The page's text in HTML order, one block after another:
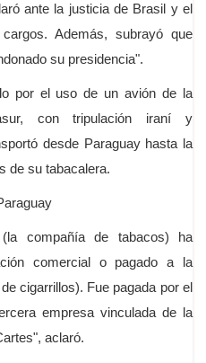
ante la justicia de Brasil y el
Además, subrayó que
su presidencia".
por el uso de un avión de la
con tripulación iraní y
desde Paraguay hasta la
de su tabacalera.
compañía de tabacos) ha
comercial o pagado a la
cigarrillos). Fue pagada por el
empresa vinculada de la
aclaró.